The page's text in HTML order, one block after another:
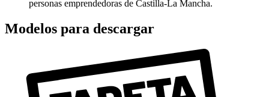
personas emprendedoras de Castilla-La Mancha.
Modelos para descargar